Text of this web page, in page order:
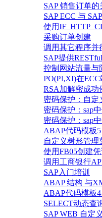
SAP 销售订单
SAP ECC 与
使用
采购订单创建
调用其它程序并
SAP提供
控制网站流量与
PO(PI,XI)在
RSA加解密成功
密码保护：自定
密码保护：sap
密码保护：sap
ABAP代码模板5
自定义树形管理
使用FB05创建
调用工商银行
SAP入门培训
ABAP 结构 与
ABAP代码模板
SELECT动态查
SAP WEB 自定